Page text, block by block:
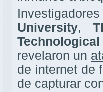
University,
revelaron un
de internet de
de capturar